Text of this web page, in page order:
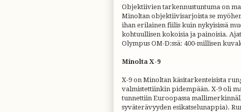
Objektiivien tarkennustuntuma on
Minoltan objektiivisarjoista se
ihan erilainen fiilis kuin nykyisissä
kohtuullisen kokoisia ja painoisia.
Olympus OM-D:ssä: 400-millisen
Minolta X-9
X-9 on Minoltan käsitarkenteisista
valmistettiinkin pidempään. X-9 oli
tunnettiin Euroopassa
syväterävyyden esikatselunappia).